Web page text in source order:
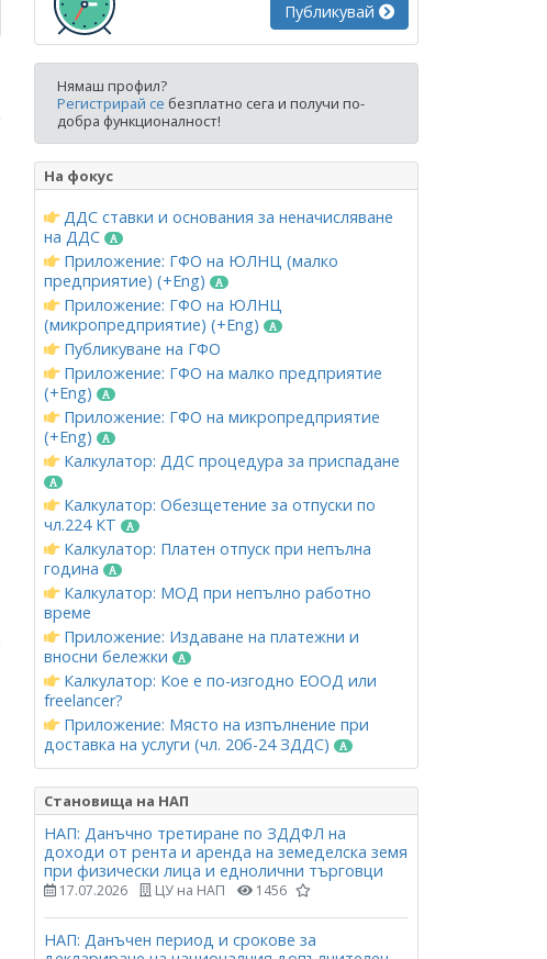
Публикувай
Нямаш профил?
Регистрирай се безплатно сега и получи по-
добра функционалност!
На фокус
ДДС ставки и основания за неначисляване
на ДДС
Приложение: ГФО на ЮЛНЦ (малко
предприятие) (+Eng)
Приложение: ГФО на ЮЛНЦ
(микропредприятие) (+Eng)
Публикуване на ГФО
Приложение: ГФО на малко предприятие
(+Eng)
Приложение: ГФО на микропредприятие
(+Eng)
Калкулатор: ДДС процедура за приспадане
Калкулатор: Обезщетение за отпуски по
чл.224 КТ
Калкулатор: Платен отпуск при непълна
година
Калкулатор: МОД при непълно работно
време
Приложение: Издаване на платежни и
вносни бележки
Калкулатор: Кое е по-изгодно ЕООД или
freelancer?
Приложение: Място на изпълнение при
доставка на услуги (чл. 20б-24 ЗДДС)
Становища на НАП
НАП: Данъчно третиране по ЗДДФЛ на
доходи от рента и аренда на земеделска земя
при физически лица и еднолични търговци
17.07.2026 ЦУ на НАП 1456
НАП: Данъчен период и срокове за